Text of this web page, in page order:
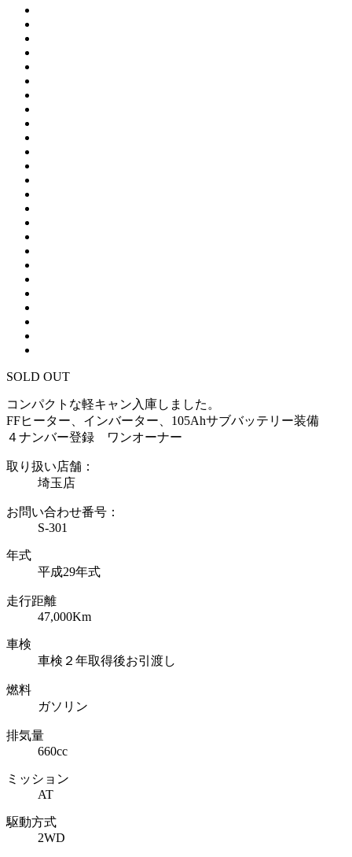
SOLD OUT
コンパクトな軽キャン入庫しました。
FFヒーター、インバーター、105Ahサブバッテリー装備
４ナンバー登録 ワンオーナー
取り扱い店舗：
埼玉店
お問い合わせ番号：
S-301
年式
平成29年式
走行距離
47,000Km
車検
車検２年取得後お引渡し
燃料
ガソリン
排気量
660cc
ミッション
AT
駆動方式
2WD